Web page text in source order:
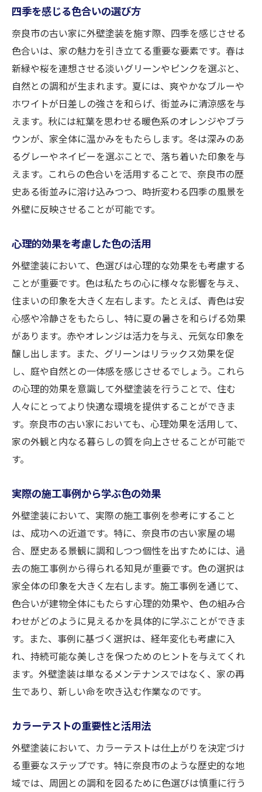
四季を感じる色合いの選び方
奈良市の古い家に外壁塗装を施す際、四季を感じさせる
色合いは、家の魅力を引き立てる重要な要素です。春は
新緑や桜を連想させる淡いグリーンやピンクを選ぶと、
自然との調和が生まれます。夏には、爽やかなブルーや
ホワイトが日差しの強さを和らげ、街並みに清涼感を与
えます。秋には紅葉を思わせる暖色系のオレンジやブラ
ウンが、家全体に温かみをもたらします。冬は深みのあ
るグレーやネイビーを選ぶことで、落ち着いた印象を与
えます。これらの色合いを活用することで、奈良市の歴
史ある街並みに溶け込みつつ、時折変わる四季の風景を
外壁に反映させることが可能です。
心理的効果を考慮した色の活用
外壁塗装において、色選びは心理的な効果をも考慮する
ことが重要です。色は私たちの心に様々な影響を与え、
住まいの印象を大きく左右します。たとえば、青色は安
心感や冷静さをもたらし、特に夏の暑さを和らげる効果
があります。赤やオレンジは活力を与え、元気な印象を
醸し出します。また、グリーンはリラックス効果を促
し、庭や自然との一体感を感じさせるでしょう。これら
の心理的効果を意識して外壁塗装を行うことで、住む
人々にとってより快適な環境を提供することができま
す。奈良市の古い家においても、心理効果を活用して、
家の外観と内なる暮らしの質を向上させることが可能で
す。
実際の施工事例から学ぶ色の効果
外壁塗装において、実際の施工事例を参考にすること
は、成功への近道です。特に、奈良市の古い家屋の場
合、歴史ある景観に調和しつつ個性を出すためには、過
去の施工事例から得られる知見が重要です。色の選択は
家全体の印象を大きく左右します。施工事例を通じて、
色合いが建物全体にもたらす心理的効果や、色の組み合
わせがどのように見えるかを具体的に学ぶことができま
す。また、事例に基づく選択は、経年変化も考慮に入
れ、持続可能な美しさを保つためのヒントを与えてくれ
ます。外壁塗装は単なるメンテナンスではなく、家の再
生であり、新しい命を吹き込む作業なのです。
カラーテストの重要性と活用法
外壁塗装において、カラーテストは仕上がりを決定づけ
る重要なステップです。特に奈良市のような歴史的な地
域では、周囲との調和を図るために色選びは慎重に行う